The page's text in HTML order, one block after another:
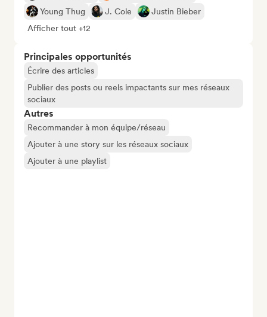
Young Thug
J. Cole
Justin Bieber
Afficher tout +12
Principales opportunités
Écrire des articles
Publier des posts ou reels impactants sur mes réseaux
sociaux
Autres
Recommander à mon équipe/réseau
Ajouter à une story sur les réseaux sociaux
Ajouter à une playlist